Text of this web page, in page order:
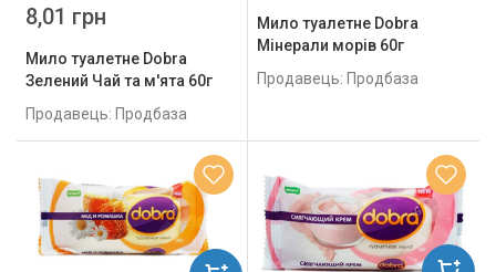
Мило туалетне Dobra
Зелений Чай та м'ята 60г
Продавець: Продбаза
8,01 грн
Мило туалетне Dobra
Мінерали морів 60г
Продавець: Продбаза